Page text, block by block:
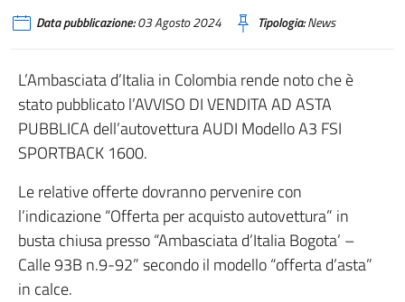
Data pubblicazione:03 Agosto 2024 Tipologia:News
L’Ambasciata d’Italia in Colombia rende noto che è
stato pubblicato l’AVVISO DI VENDITA AD ASTA
PUBBLICA dell’autovettura AUDI Modello A3 FSI
SPORTBACK 1600.
Le relative offerte dovranno pervenire con
l’indicazione “Offerta per acquisto autovettura” in
busta chiusa presso “Ambasciata d’Italia Bogota’ –
Calle 93B n.9-92” secondo il modello “offerta d’asta”
in calce.